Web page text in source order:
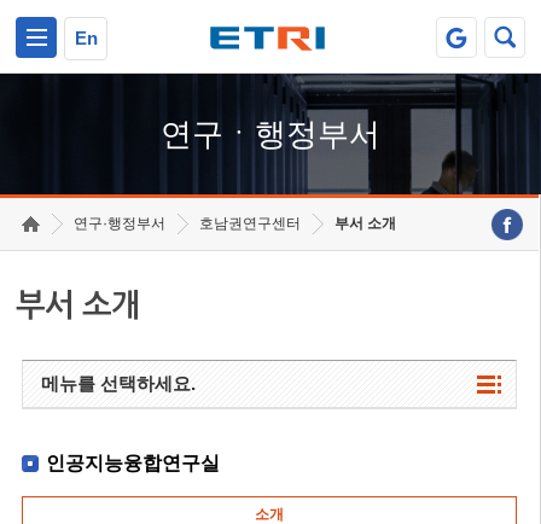
En
연구ㆍ행정부서
연구·행정부서 호남권연구센터 부서 소개
부서 소개
메뉴를 선택하세요.
인공지능융합연구실
소개